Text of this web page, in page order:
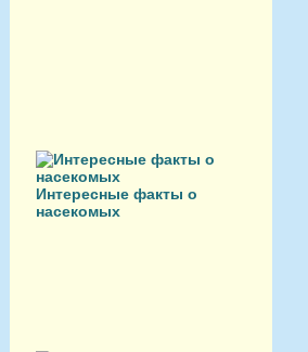
Интересные факты о
насекомых